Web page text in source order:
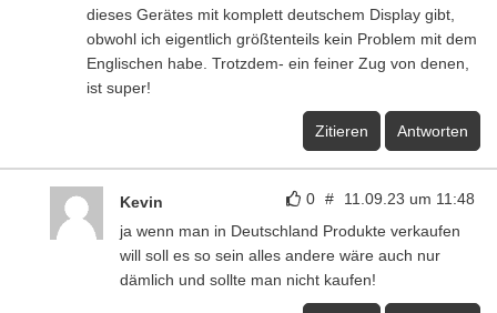
dieses Gerätes mit komplett deutschem Display gibt,
obwohl ich eigentlich größtenteils kein Problem mit dem
Englischen habe. Trotzdem- ein feiner Zug von denen,
ist super!
Zitieren Antworten
0 # 11.09.23 um 11:48
Kevin
ja wenn man in Deutschland Produkte verkaufen
will soll es so sein alles andere wäre auch nur
dämlich und sollte man nicht kaufen!